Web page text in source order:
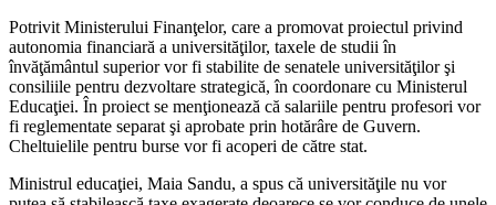
Potrivit Ministerului Finanţelor, care a promovat proiectul privind
autonomia financiară a universităţilor, taxele de studii în
învăţământul superior vor fi stabilite de senatele universităţilor şi
consiliile pentru dezvoltare strategică, în coordonare cu Ministerul
Educaţiei. În proiect se menţionează că salariile pentru profesori vor
fi reglementate separat şi aprobate prin hotărâre de Guvern.
Cheltuielile pentru burse vor fi acoperi de către stat.
Ministrul educaţiei, Maia Sandu, a spus că universităţile nu vor